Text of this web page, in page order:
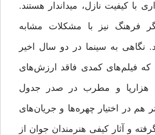
با کیفیت نازل، میداندار هستند.
فرهنگ نیز با مشکلات مشابه
نگاهی به سینما در دو سال اخیر
فیلم‌های کمدی فاقد ارزش‌های
هزارپا و مطرب در صدر جدول
هم در اختیار چهره‌ها و جریان‌های
و آثار کیفی هنرمندان جوان از